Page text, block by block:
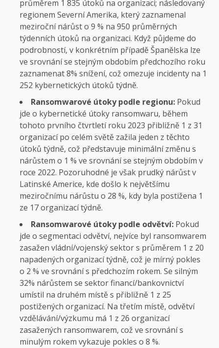
průměrem 1 835 útoků na organizaci; následovaný
regionem Severní Amerika, který zaznamenal
meziroční nárůst o 9 % na 950 průměrných
týdenních útoků na organizaci. Když půjdeme do
podrobností, v konkrétním případě Španělska lze
ve srovnání se stejným obdobím předchozího roku
zaznamenat 8% snížení, což omezuje incidenty na 1
252 kybernetických útoků týdně.
Ransomwarové útoky podle regionu: Pokud
jde o kybernetické útoky ransomwaru, během
tohoto prvního čtvrtletí roku 2023 přibližně 1 z 31
organizací po celém světě zažila jeden z těchto
útoků týdně, což představuje minimální změnu s
nárůstem o 1 % ve srovnání se stejným obdobím v
roce 2022. Pozoruhodné je však prudký nárůst v
Latinské Americe, kde došlo k největšímu
meziročnímu nárůstu o 28 %, kdy byla postižena 1
ze 17 organizací týdně.
Ransomwarové útoky podle odvětví: Pokud
jde o segmentaci odvětví, nejvíce byl ransomwarem
zasažen vládní/vojenský sektor s průměrem 1 z 20
napadených organizací týdně, což je mírný pokles
o 2 % ve srovnání s předchozím rokem. Se silným
32% nárůstem se sektor financí/bankovnictví
umístil na druhém místě s přibližně 1 z 25
postižených organizací. Na třetím místě, odvětví
vzdělávání/výzkumu má 1 z 26 organizací
zasažených ransomwarem, což ve srovnání s
minulým rokem vykazuje pokles o 8 %.